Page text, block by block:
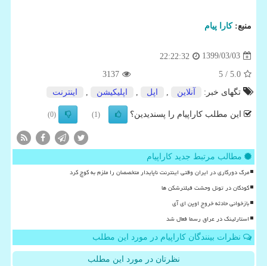
منبع:كارا پیام
1399/03/03
22:22:32
5.0
/ 5
3137
تگهای خبر:
آنلاین اپل اپلیكیشن اینترنت
این مطلب کاراپیام را پسندیدین؟ (1)
(0)
مطالب مرتبط جدید کاراپیام
مرگ دورکاری در ایران وقتی اینترنت ناپایدار متخصصان را ملزم به کوچ کرد
کودکان در تونل وحشت فیلترشکن ها
بازخوانی حادثه خروج اوپن ای آی
استارلینک در عراق رسما فعال شد
نظرات بینندگان کاراپیام در مورد این مطلب
نظرتان در مورد این مطلب